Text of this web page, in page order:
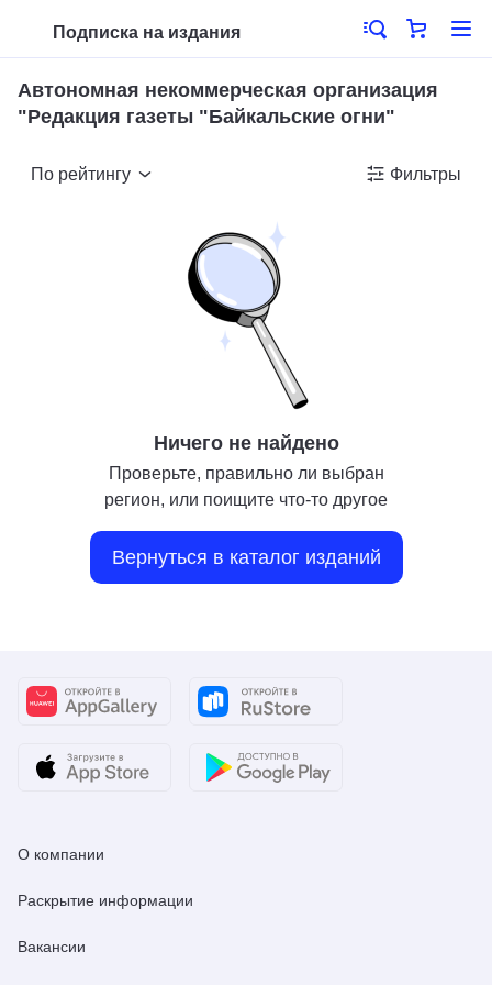
Подписка на издания
Автономная некоммерческая организация
"Редакция газеты "Байкальские огни"
По рейтингу Фильтры
Ничего не найдено
Проверьте, правильно ли выбран
регион, или поищите что-то другое
Вернуться в каталог изданий
О компании
Раскрытие информации
Вакансии